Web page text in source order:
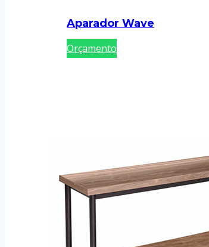
Aparador Wave
Orçamento